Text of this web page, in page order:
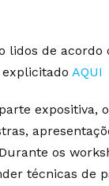
lidos de acordo
AQUI
expositiva,
os
técnicas de